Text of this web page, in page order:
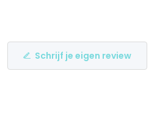
Schrijf je eigen review